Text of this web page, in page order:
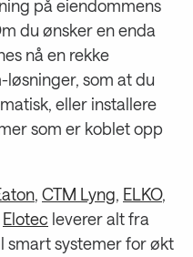
på eiendommens
du ønsker en enda
nå en rekke
som at du
eller installere
som er koblet opp
, CTM Lyng, ELKO,
Elotec leverer alt fra
smart systemer for økt